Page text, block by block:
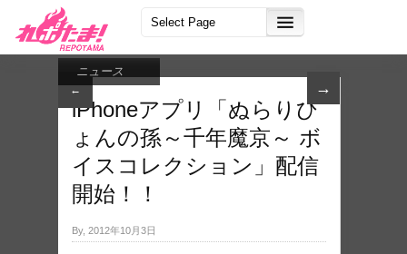
← →
ニュース
iPhoneア​プリ「ぬらりひ
ょんの​孫～千年魔京～ ボ
イスコレクション」配信
開始！！
By, 2012年10月3日